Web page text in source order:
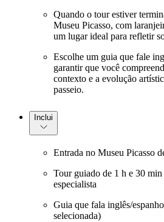
Quando o tour estiver
Museu Picasso, com
um lugar ideal para refletir
Escolhe um guia que fale
garantir que você
contexto e a evolução
passeio.
Inclui
Entrada no Museu Picasso
Tour guiado de 1 h e 30
especialista
Guia que fala inglês/
selecionada)